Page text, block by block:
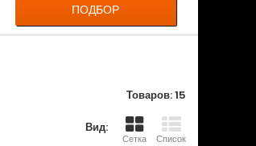
ПОДБОР
Товаров: 15
Вид:
Сетка Список